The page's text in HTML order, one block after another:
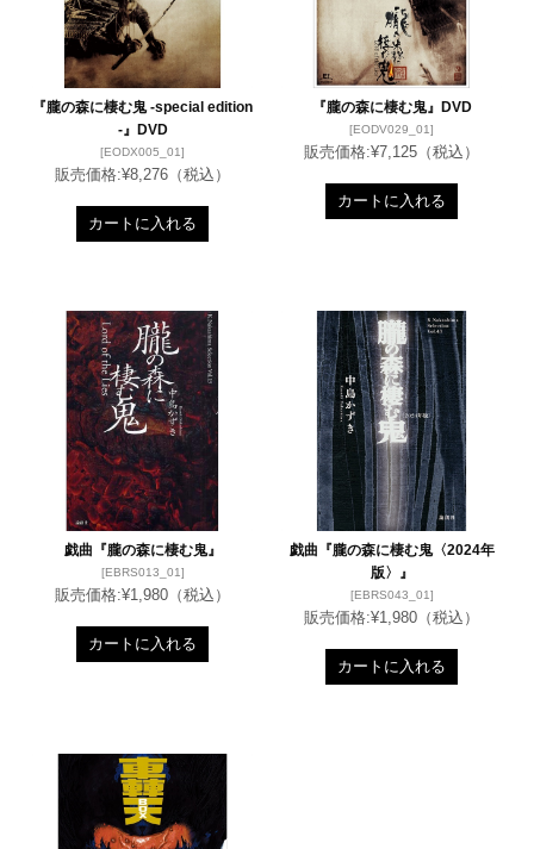
『朧の森に棲む鬼 -special edition
-』DVD
[EODX005_01]
販売価格:¥8,276 （税込）
カートに入れる
『朧の森に棲む鬼』DVD
[EODV029_01]
販売価格:¥7,125 （税込）
カートに入れる
戯曲『朧の森に棲む鬼』
[EBRS013_01]
販売価格:¥1,980 （税込）
カートに入れる
戯曲『朧の森に棲む鬼〈2024年
版〉』
[EBRS043_01]
販売価格:¥1,980 （税込）
カートに入れる